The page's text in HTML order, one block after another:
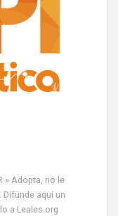
» Adopta, no le
aquí un
a Leales.org